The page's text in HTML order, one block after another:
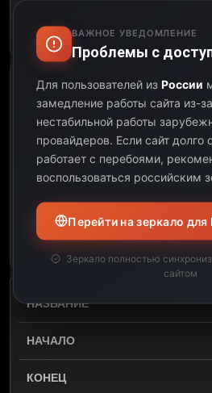
ВАЖНОЕ УВЕДОМЛЕНИЕ
Проблемы с
Для пользователей из России
замедление работы сайта из-
нестабильной работы
провайдеров. Если сайт долго
работает с перебоями,
воспользоваться российским
Перейти на зеркало для
Зеркало полностью
сайтом